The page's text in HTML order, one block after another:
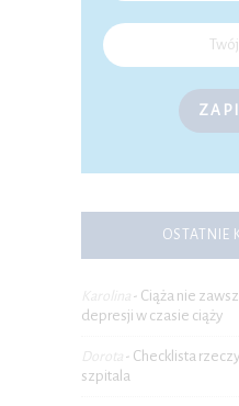
OSTATNIE
Karolina - Ciąża nie
depresji w czasie ciąży
Dorota - Checklista
szpitala